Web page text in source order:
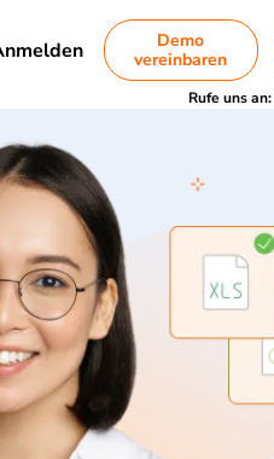
Demo
vereinbaren
Rufe uns an: